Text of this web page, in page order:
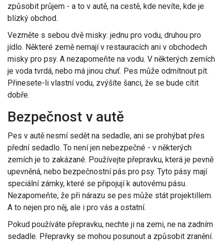
způsobit průjem - a to v autě, na cestě, kde nevíte, kde je
blízký obchod.
Vezměte s sebou dvě misky: jednu pro vodu, druhou pro
jídlo. Některé země nemají v restauracích ani v obchodech
misky pro psy. A nezapomeňte na vodu. V některých zemích
je voda tvrdá, nebo má jinou chuť. Pes může odmítnout pít.
Přinesete-li vlastní vodu, zvýšíte šanci, že se bude cítit
dobře.
Bezpečnost v autě
Pes v autě nesmí sedět na sedadle, ani se prohýbat přes
přední sedadlo. To není jen nebezpečné - v některých
zemích je to zakázané. Používejte přepravku, která je pevně
upevněná, nebo bezpečnostní pás pro psy. Tyto pásy mají
speciální zámky, které se připojují k autovému pásu.
Nezapomeňte, že při nárazu se pes může stát projektillem.
A to nejen pro něj, ale i pro vás a ostatní.
Pokud používáte přepravku, nechte ji na zemi, ne na zadním
sedadle. Přepravky se mohou posunout a způsobit zranění.